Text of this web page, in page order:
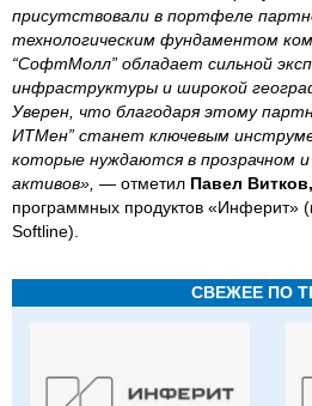
присутствовали в портфеле
технологическим фундаментом
“СофтМолл” обладает сильной
инфраструктуры и широкой
Уверен, что благодаря этому
ИТМен” станет ключевым
которые нуждаются в прозрачном
активов», — отметил Павел Витков,
программных продуктов «Инферит»
Softline).
СВЕЖЕЕ ПО